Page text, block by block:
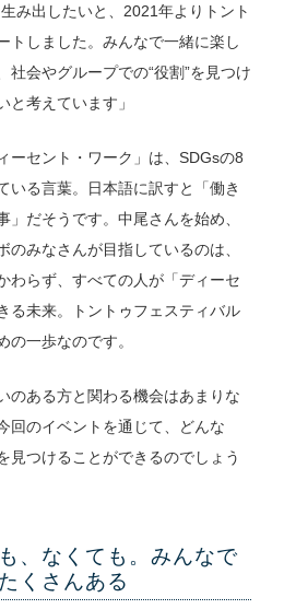
み出したいと、2021年よりトント
トしました。みんなで一緒に楽し
社会やグループでの“役割”を見つけ
と考えています」
ーセント・ワーク」は、SDGsの8
いる言葉。日本語に訳すと「働き
」だそうです。中尾さんを始め、
のみなさんが目指しているのは、
わらず、すべての人が「ディーセ
る未来。トントゥフェスティバル
の一歩なのです。
のある方と関わる機会はあまりな
回のイベントを通じて、どんな
見つけることができるのでしょう
、なくても。みんなで
くさんある